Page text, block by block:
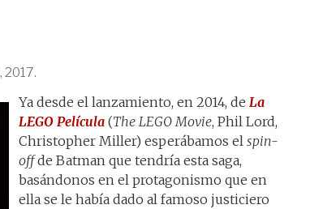
2017.
Ya desde el lanzamiento, en 2014, de La
LEGO Película (The LEGO Movie, Phil Lord,
Christopher Miller) esperábamos el spin-
offde Batman que tendría esta saga,
basándonos en el protagonismo que en
ella se le había dado al famoso justiciero